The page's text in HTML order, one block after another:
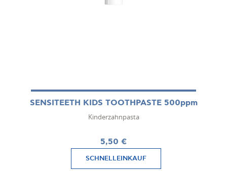
SENSITEETH KIDS TOOTHPASTE 500ppm
Kinderzahnpasta
5,50 €
SCHNELLEINKAUF